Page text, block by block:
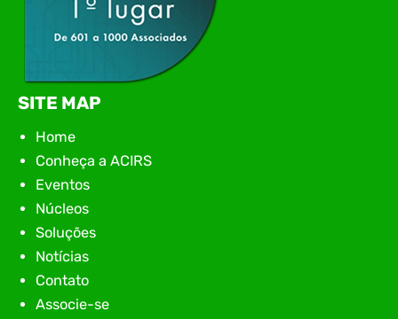
SITE MAP
Home
Conheça a ACIRS
Eventos
Núcleos
Soluções
Notícias
Contato
Associe-se